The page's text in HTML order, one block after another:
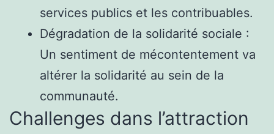
services publics et les contribuables.
Dégradation de la solidarité sociale :
Un sentiment de mécontentement va
altérer la solidarité au sein de la
communauté.
Challenges dans l’attraction